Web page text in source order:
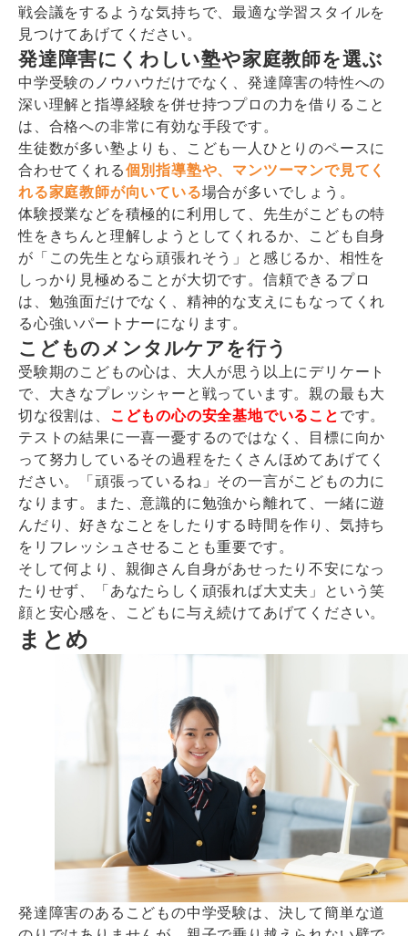
戦会議をするような気持ちで、最適な学習スタイルを
見つけてあげてください。
発達障害にくわしい塾や家庭教師を選ぶ
中学受験のノウハウだけでなく、発達障害の特性への
深い理解と指導経験を併せ持つプロの力を借りること
は、合格への非常に有効な手段です。
生徒数が多い塾よりも、こども一人ひとりのペースに
合わせてくれる個別指導塾や、マンツーマンで見てく
れる家庭教師が向いている場合が多いでしょう。
体験授業などを積極的に利用して、先生がこどもの特
性をきちんと理解しようとしてくれるか、こども自身
が「この先生となら頑張れそう」と感じるか、相性を
しっかり見極めることが大切です。信頼できるプロ
は、勉強面だけでなく、精神的な支えにもなってくれ
る心強いパートナーになります。
こどものメンタルケアを行う
受験期のこどもの心は、大人が思う以上にデリケート
で、大きなプレッシャーと戦っています。親の最も大
切な役割は、 こどもの心の安全基地でいること です。
テストの結果に一喜一憂するのではなく、目標に向か
って努力しているその過程をたくさんほめてあげてく
ださい。「頑張っているね」その一言がこどもの力に
なります。また、意識的に勉強から離れて、一緒に遊
んだり、好きなことをしたりする時間を作り、気持ち
をリフレッシュさせることも重要です。
そして何より、親御さん自身があせったり不安になっ
たりせず、「あなたらしく頑張れば大丈夫」という笑
顔と安心感を、こどもに与え続けてあげてください。
まとめ
発達障害のあるこどもの中学受験は、決して簡単な道